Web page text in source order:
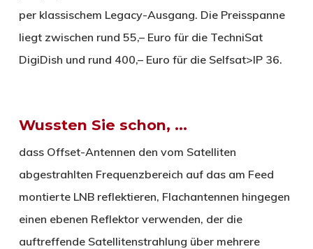
per klassischem Legacy-Ausgang. Die Preisspanne
liegt zwischen rund 55,– Euro für die TechniSat
DigiDish und rund 400,– Euro für die Selfsat>IP 36.
Wussten Sie schon, …
dass Offset-Antennen den vom Satelliten
abgestrahlten Frequenzbereich auf das am Feed
montierte LNB reflektieren, Flachantennen hingegen
einen ebenen Reflektor verwenden, der die
auftreffende Satellitenstrahlung über mehrere